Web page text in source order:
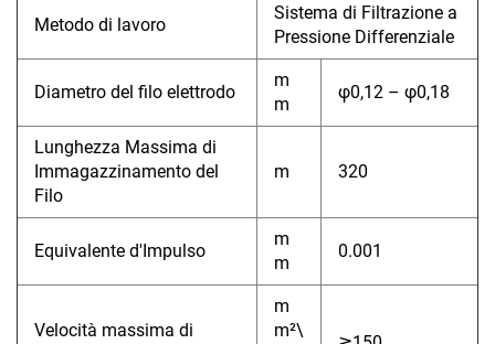
Metodo di lavoro
Sistema di Filtrazione a
Pressione Differenziale
Diametro del filo elettrodo
m
m
φ0,12 – φ0,18
Lunghezza Massima di
Immagazzinamento del
Filo
m 320
Equivalente d'Impulso
m
m
0.001
Velocità massima di
m
m²\